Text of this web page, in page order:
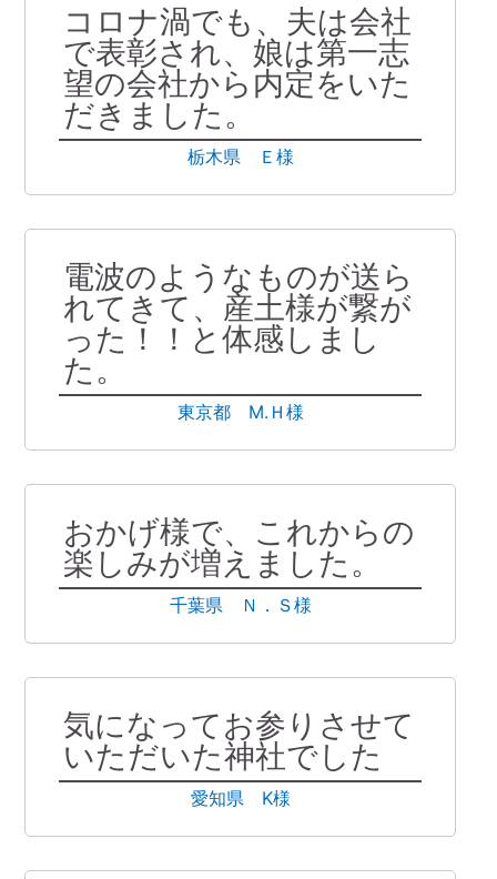
コロナ渦でも、夫は会社
で表彰され、娘は第一志
望の会社から内定をいた
だきました。
栃木県 Ｅ様
電波のようなものが送ら
れてきて、産土様が繋が
った！！と体感しまし
た。
東京都 M.Ｈ様
おかげ様で、これからの
楽しみが増えました。
千葉県 Ｎ．Ｓ様
気になってお参りさせて
いただいた神社でした
愛知県 K様